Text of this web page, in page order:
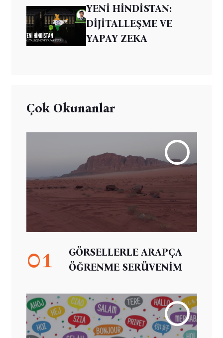
YENİ HİNDİSTAN:
DİJİTALLEŞME VE
YAPAY ZEKA
Çok Okunanlar
01
GÖRSELLERLE ARAPÇA
ÖĞRENME SERÜVENİM